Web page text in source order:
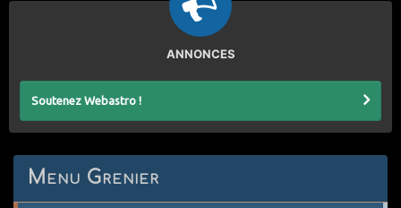
ANNONCES
Soutenez Webastro !
Menu Grenier